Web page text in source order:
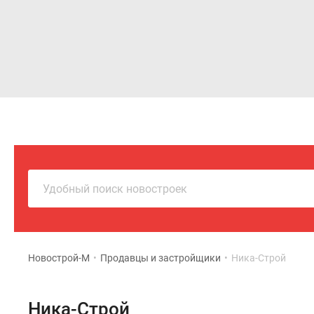
Удобный поиск новостроек
Новострой-М • Продавцы и застройщики • Ника-Строй
Ника-Строй